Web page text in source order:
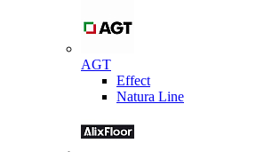
AGT
Effect
Natura Line